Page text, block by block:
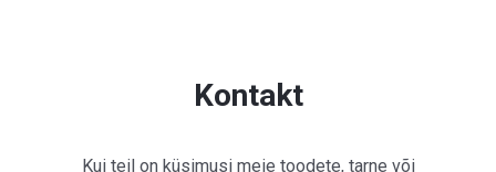
Kontakt
Kui teil on küsimusi meie toodete, tarne või